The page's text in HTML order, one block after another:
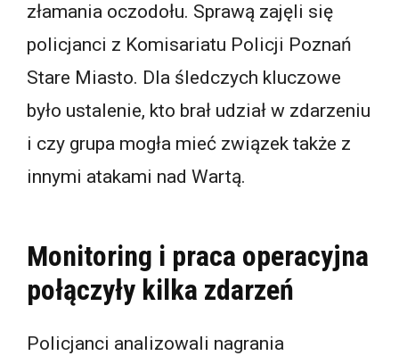
złamania oczodołu. Sprawą zajęli się
policjanci z Komisariatu Policji Poznań
Stare Miasto. Dla śledczych kluczowe
było ustalenie, kto brał udział w zdarzeniu
i czy grupa mogła mieć związek także z
innymi atakami nad Wartą.
Monitoring i praca operacyjna
połączyły kilka zdarzeń
Policjanci analizowali nagrania